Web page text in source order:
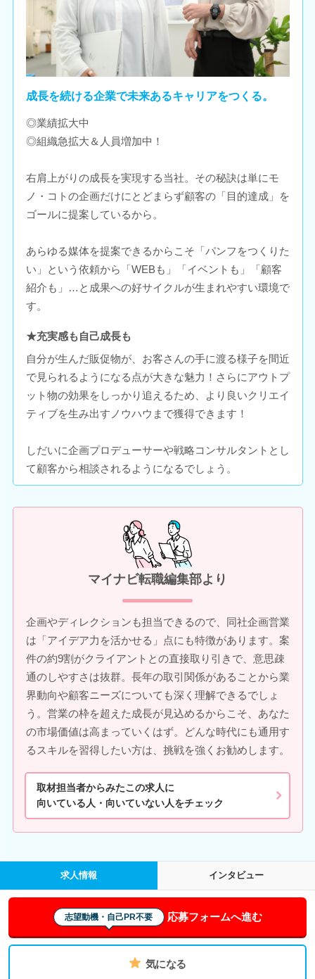
成長を続ける企業で未来あるキャリアをつくる。
◎業績拡大中
◎組織急拡大＆人員増加中！
右肩上がりの成長を実現する当社。その秘訣は単にモ
ノ・コトの企画だけにとどまらず顧客の「目的達成」を
ゴールに提案しているから。
あらゆる媒体を提案できるからこそ「パンフをつくりた
い」という依頼から「WEBも」「イベントも」「顧客
紹介も」…と成果への好サイクルが生まれやすい環境で
す。
★充実感も自己成長も
自分が生んだ販促物が、お客さんの手に渡る様子を間近
で見られるようになる点が大きな魅力！さらにアウトプ
ット物の効果をしっかり追えるため、より良いクリエイ
ティブを生み出すノウハウまで獲得できます！
しだいに企画プロデューサーや戦略コンサルタントとし
て顧客から相談されるようになるでしょう。
マイナビ転職編集部より
企画やディレクションも担当できるので、同社企画営業
は「アイデア力を活かせる」点にも特徴があります。案
件の約9割がクライアントとの直接取り引きで、意思疎
通のしやすさは抜群。長年の取引関係があることから業
界動向や顧客ニーズについても深く理解できるでしょ
う。営業の枠を超えた成長が見込めるからこそ、あなた
の市場価値は高まっていくはず。どんな時代にも通用す
るスキルを習得したい方は、挑戦を強くお勧めします。
取材担当者からみたこの求人に
向いている人・向いていない人をチェック
求人情報 インタビュー
志望動機・自己PR不要 応募フォームへ進む
気になる